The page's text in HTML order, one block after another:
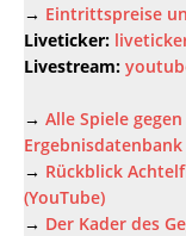
→ Eintrittspreise
Liveticker:
Livestream:
→ Alle Spiele
Ergebnisdatenbank
→ Rückblick
(YouTube)
→ Der Kader des